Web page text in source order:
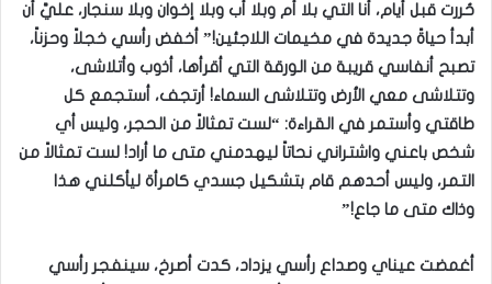
حُررت قبل أيام، أنا التي بلا أم وبلا أب وبلا إخوان وبلا سنجار، عليَّ أن
أبدأ حياةً جديدة في مخيمات اللاجئين!” أخفض رأسي خجلاً وحزناً،
تصبح أنفاسي قريبة من الورقة التي أقرأها، أذوب وأتلاشى،
وتتلاشى معي الأرض وتتلاشى السماء! أرتجف، أستجمع كل
طاقتي وأستمر في القراءة: “لست تمثالاً من الحجر، وليس أي
شخص باعني واشتراني نحاتاً ليهدمني متى ما أراد! لست تمثالاً من
التمر، وليس أحدهم قام بتشكيل جسدي كامرأة ليأكلني هذا
وذاك متى ما جاع!”
أغمضت عيناي وصداع رأسي يزداد، كدت أصرخ، سينفجر رأسي